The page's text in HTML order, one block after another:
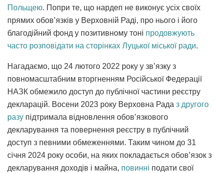
Польщею. Попри те, що нардеп не виконує усіх своїх
прямих обов’язків у Верховній Раді, про нього і його
благодійний фонд у позитивному тоні продовжують
часто розповідати на сторінках Луцької міської ради.
Нагадаємо, що 24 лютого 2022 року у зв’язку з
повномасштабним вторгненням Російської Федерації
НАЗК обмежило доступ до публічної частини реєстру
декларацій. Восени 2023 року Верховна Рада з другого
разу підтримала відновлення обов’язкового
декларування та повернення реєстру в публічний
доступ з певними обмеженнями. Таким чином до 31
січня 2024 року особи, на яких покладається обов’язок з
декларування доходів і майна, повинні подати свої